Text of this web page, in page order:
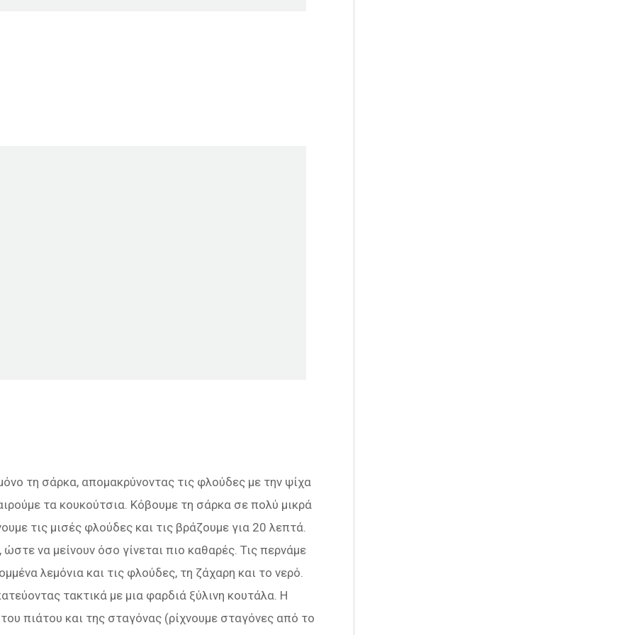
τη σάρκα, απομακρύνοντας τις φλούδες με την ψίχα
τα κουκούτσια. Κόβουμε τη σάρκα σε πολύ μικρά
τις μισές φλούδες και τις βράζουμε για 20 λεπτά.
να μείνουν όσο γίνεται πιο καθαρές. Τις περνάμε
λεμόνια και τις φλούδες, τη ζάχαρη και το νερό.
τακτικά με μια φαρδιά ξύλινη κουτάλα. Η
πιάτου και της σταγόνας (ρίχνουμε σταγόνες από το